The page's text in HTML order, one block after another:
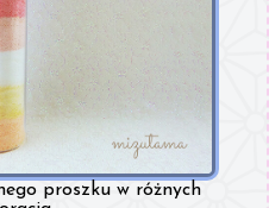
proszku w różnych